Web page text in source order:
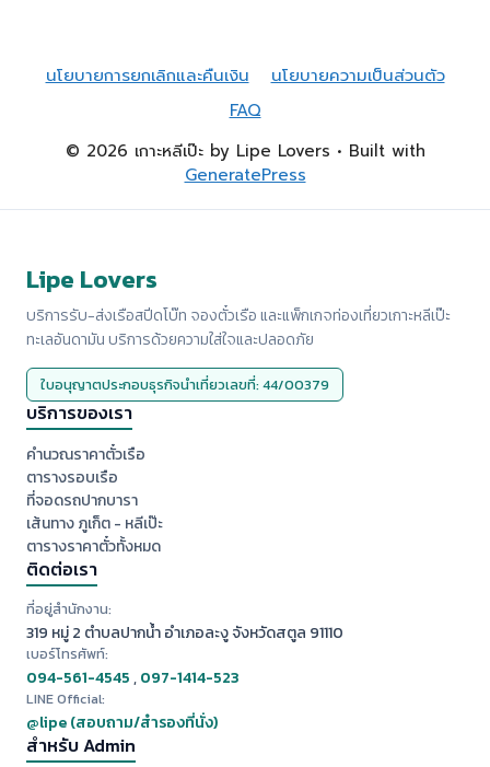
นโยบายการยกเลิกและคืนเงิน
นโยบายความเป็นส่วนตัว
FAQ
© 2026 เกาะหลีเป๊ะ by Lipe Lovers • Built with
GeneratePress
Lipe Lovers
บริการรับ-ส่งเรือสปีดโบ๊ท จองตั๋วเรือ และแพ็กเกจท่องเที่ยวเกาะหลีเป๊ะ
ทะเลอันดามัน บริการด้วยความใส่ใจและปลอดภัย
ใบอนุญาตประกอบธุรกิจนำเที่ยวเลขที่: 44/00379
บริการของเรา
คำนวณราคาตั๋วเรือ
ตารางรอบเรือ
ที่จอดรถปากบารา
เส้นทาง ภูเก็ต - หลีเป๊ะ
ตารางราคาตั๋วทั้งหมด
ติดต่อเรา
ที่อยู่สำนักงาน:
319 หมู่ 2 ตำบลปากน้ำ อำเภอละงู จังหวัดสตูล 91110
เบอร์โทรศัพท์:
094-561-4545,097-1414-523
LINE Official:
@lipe (สอบถาม/สำรองที่นั่ง)
สำหรับ Admin